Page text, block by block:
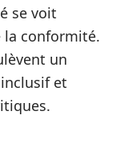
se voit
la conformité.
un
et